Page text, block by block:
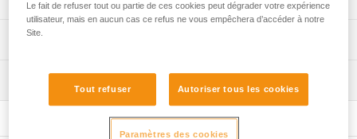
Dragonne anti-perte.
Poids: 535 g
Référence : P16
Informations techniques
Voir tous les contenus techniques
Le fait de refuser tout ou partie de ces cookies peut dégrader votre expérience
utilisateur, mais en aucun cas ce refus ne vous empêchera d’accéder à notre
Site.
Tout refuser Autoriser tous les cookies
Paramètres des cookies